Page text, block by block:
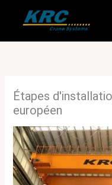
Étapes
européen